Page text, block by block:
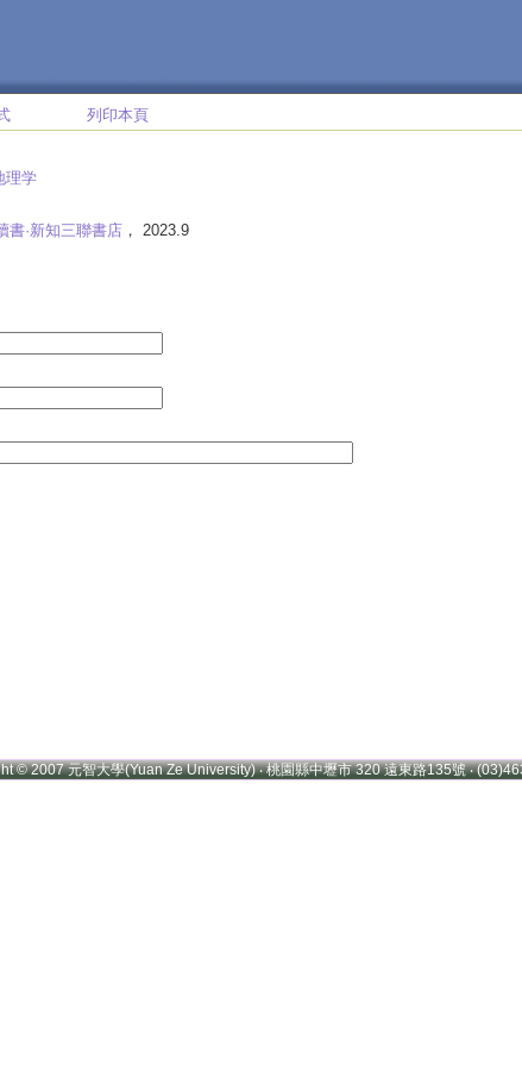
列印本頁
理学
書·新知三聯書店 ， 2023.9
© 2007 元智大學(Yuan Ze University) ‧ 桃園縣中壢市 320 遠東路135號 ‧